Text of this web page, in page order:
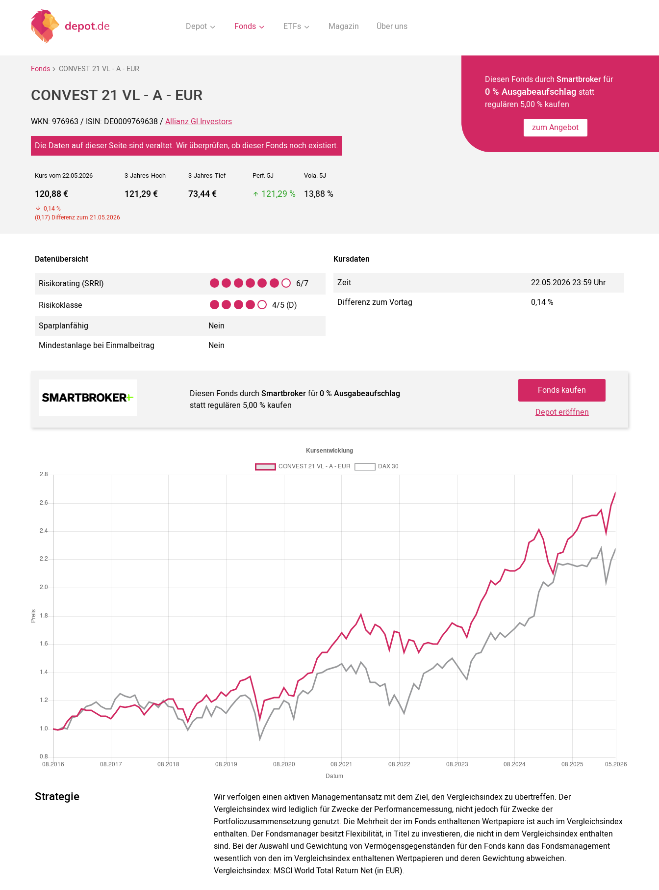
Depot Fonds ETFs Magazin Über uns
Fonds CONVEST 21 VL - A - EUR
CONVEST 21 VL - A - EUR
WKN: 976963 / ISIN: DE0009769638 / Allianz Gl.Investors
Die Daten auf dieser Seite sind veraltet. Wir überprüfen, ob dieser Fonds noch existiert.
Kurs vom 22.05.2026 3-Jahres-Hoch 3-Jahres-Tief Perf. 5J Vola. 5J
120,88 €
0,14 %
(0,17) Differenz zum 21.05.2026
121,29 € 73,44 € 121,29 % 13,88 %
Diesen Fonds durch Smartbrokerfür
0 % Ausgabeaufschlag statt
regulären 5,00 % kaufen
zum Angebot
Datenübersicht
Risikorating (SRRI)
6/7
Risikoklasse
4/5 (D)
Sparplanfähig
Nein
Mindestanlage bei Einmalbeitrag
Nein
Kursdaten
Zeit
22.05.2026 23:59 Uhr
Differenz zum Vortag
0,14 %
Diesen Fonds durchSmartbrokerfür0 % Ausgabeaufschlag
statt regulären 5,00 % kaufen
Fonds kaufen
Depot eröffnen
Strategie
Wir verfolgen einen aktiven Managementansatz mit dem Ziel, den Vergleichsindex zu übertreffen. Der
Vergleichsindex wird lediglich für Zwecke der Performancemessung, nicht jedoch für Zwecke der
Portfoliozusammensetzung genutzt. Die Mehrheit der im Fonds enthaltenen Wertpapiere ist auch im Vergleichsindex
enthalten. Der Fondsmanager besitzt Flexibilität, in Titel zu investieren, die nicht in dem Vergleichsindex enthalten
sind. Bei der Auswahl und Gewichtung von Vermögensgegenständen für den Fonds kann das Fondsmanagement
wesentlich von den im Vergleichsindex enthaltenen Wertpapieren und deren Gewichtung abweichen.
Vergleichsindex: MSCI World Total Return Net (in EUR).